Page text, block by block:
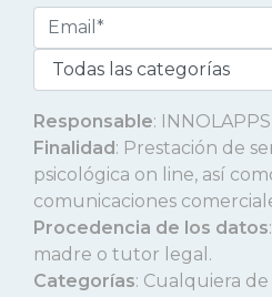
Responsable:
Finalidad: Prestación de
psicológica on line, así
comunicaciones
Procedencia de los datos
madre o tutor legal.
Categorías: Cualquiera